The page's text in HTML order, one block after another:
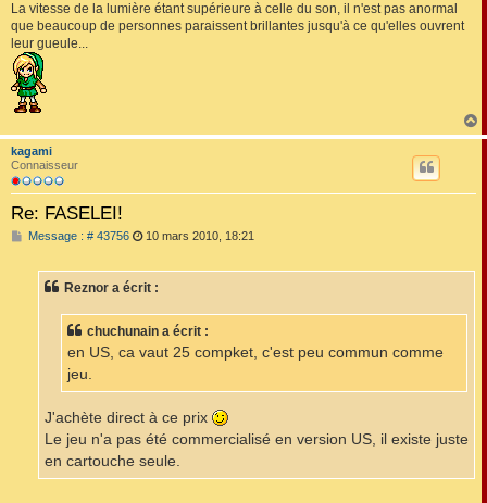
La vitesse de la lumière étant supérieure à celle du son, il n'est pas anormal
que beaucoup de personnes paraissent brillantes jusqu'à ce qu'elles ouvrent
leur gueule...
a
kagami
Connaisseur
Re: FASELEI!
Message : # 43756M
a
10 mars 2010, 18:21
Reznor a écrit :
chuchunain a écrit :
en US, ca vaut 25 compket, c'est peu commun comme
jeu.
J'achète direct à ce prix
Le jeu n'a pas été commercialisé en version US, il existe juste
en cartouche seule.